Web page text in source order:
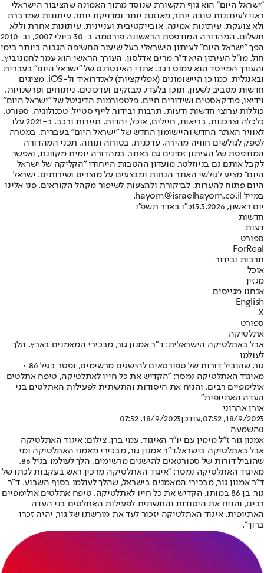
"ישראל היום" הוא גוף תקשורת שנוסד מתוך האמונה שהציבור הישראלי
ראוי לעיתונות טובה יותר, מאוזנת יותר ומדויקת יותר. עיתונות שמדברת
ולא צועקת. עיתונות אמינה, אובייקטיבית ועניינית. עיתונות אחרת וללא
תשלום. המהדורה המודפסת הראשונה פורסמה ב-30 ביולי 2007, וב-2010
הפך "ישראל היום" לעיתון הישראלי בעל שיעור החשיפה הגבוה ביותר בימי
חול. מו"ל העיתון היא ד"ר מרים אדלסון. העורך הראשי הוא עמר לחמנוביץ,
והעורך המייסד הוא עמוס רגב. אתרי האינטרנט של "ישראל היום" בעברית
ובאנגלית, כמו כן היישומונים (אפליקציות) לאנדרואיד ול-iOS, מציגים
חדשות מסביב לשעון, תוכן בלעדי, מבזקים ועדכונים, ניתוחים ופרשנויות,
וידיאו, פודקאסטים ושידורים חיים. פלטפורמות הדיגיטל של "ישראל היום"
כוללות ערוצי חדשות ודעות, תרבות ובידור, לייף סטייל, טכנולוגיה, ספורט,
כלכלה וצרכנות, בריאות, חיילים, אוכל, יהדות, תיירות ורכב. ב-2021 עלו
לאוויר האתר החדש והיישומון החדש של "ישראל היום" בעברית, במטרה
לספק לגולשים חוויה מהירה, עדכנית, בטוחה ונוחה. תכני המהדורה
המודפסת של העיתון זמינים גם באתר, במהדורה יומית מקוונת, ואפשר
לקבל אותם גם בניוזלטר. מועדון ההטבות הייחודי "הקליקה של ישראל
היום" מציע לגולשי האתר הנחות ומבצעים על מוצרים ושירותים. ישראל
היום פתוח להערות, לביקורת ולהצעות לשיפור מקהל הקוראים. פנו אלינו
במייל hayom@israelhayom.co.il.
יום ראשון, 15.3.2026
כ"ו באדר תשפ"ו
חדשות
דעות
ספורט
ForReal
תרבות ובידור
אוכל
מגזין
אנחנו מגייסים
English
X
ספורט
אתלטיקה
אבל באתלטיקה הישראלית: ד"ר אמנון גור, מבכירי המאמנים בארץ, הלך
לעולמו
גור, שהוביל דורות של ספורטאים להישגים מרשימים, נפטר בגיל 86 •
מאיגוד האתלטיקה נמסר: "הקדיש את כל חייו לאתלטיקה, טיפח אתלטים
אולימפיים רבים, והניח את היסודות והתשתית לפעילות האתלטים בני
העדה האתיופית"
אורן אהרוני
18/9/2023, 07:52
,עודכן18/9/2023, 07:52
0השמעה
אמנון גור ז"ל מימין עם יו"ר האיגוד, עמי ברן. צילום: איגוד האתלטיקה
אבל באתלטיקה בישראל.ד"ר אמנון גור, מבכירי מאמני האתלטיקה ומי
שהוביל דורות של ספורטאים להישגים מרשימים, הלך לעולמו בגיל 86.
מאיגוד האתלטיקה נמסר: "איגוד האתלטיקה מרכין ראש בעקבות לכתו של
ד"ר אמנון גור, מבכירי המאמנים בישראל, שהלך לעולמו בסוף השבוע. ד"ר
גור, בן 86 במותו, הקדיש את כל חייו לאתלטיקה, טיפח אתלטים אולימפיים
רבים, והניח את היסודות והתשתית לפעילות האתלטים בני העדה
האתיופית. איגוד האתלטיקה יזכור לעד את מורשתו של גור, יהיה זכרו
ברוך".